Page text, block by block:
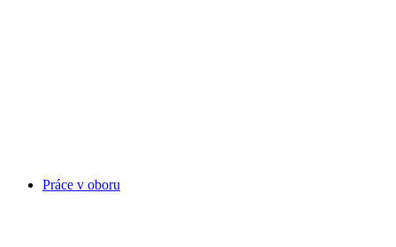
Práce v oboru